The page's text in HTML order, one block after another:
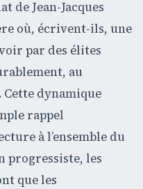
de Jean-Jacques
où, écrivent-ils, une
par des élites
au
dynamique
rappel
à l’ensemble du
progressiste, les
que les